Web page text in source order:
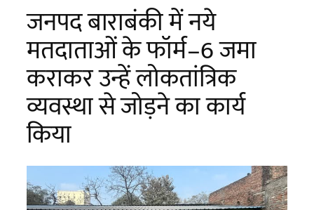
जनपद बाराबंकी में नये
मतदाताओं के फॉर्म–6 जमा
कराकर उन्हें लोकतांत्रिक
व्यवस्था से जोड़ने का कार्य
किया